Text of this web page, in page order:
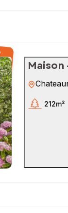
Maison
212m²